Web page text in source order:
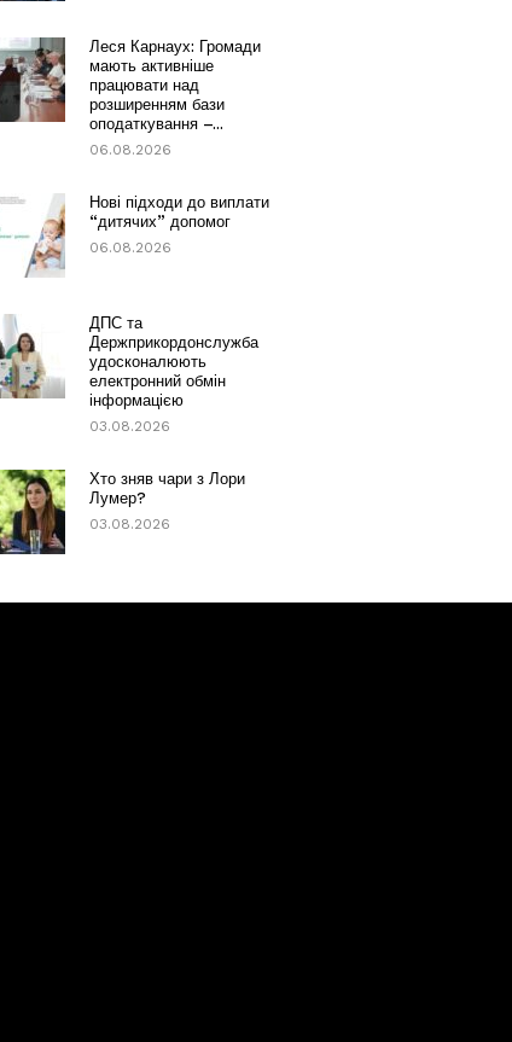
Леся Карнаух: Громади
мають активніше
працювати над
розширенням бази
оподаткування –...
06.08.2026
Нові підходи до виплати
“дитячих” допомог
06.08.2026
ДПС та
Держприкордонслужба
удосконалюють
електронний обмін
інформацією
03.08.2026
Хто зняв чари з Лори
Лумер?
03.08.2026